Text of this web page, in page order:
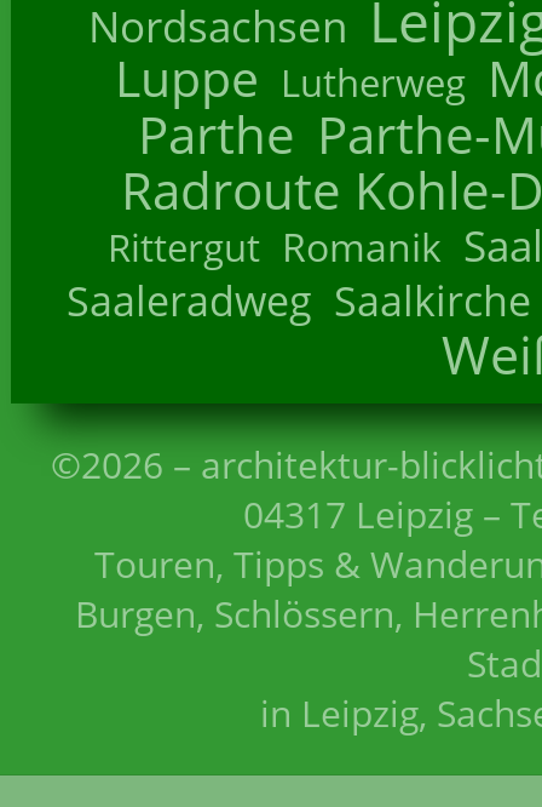
Nordsachsen
Luppe Lutherweg
Parthe Parthe-
Radroute Kohle-
Rittergut Romanik
Saaleradweg Saalkirche
©2026 – architektur-
04317 Leipzig –
Touren, Tipps &
Burgen, Schlössern,
in Leipzig,